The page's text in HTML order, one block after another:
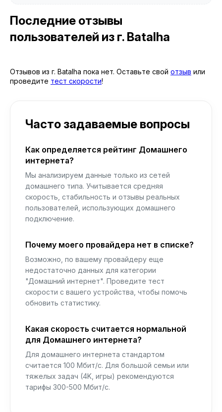
Последние отзывы
пользователей из г. Batalha
Отзывов из г. Batalha пока нет. Оставьте свой отзыв или
проведите тест скорости!
Часто задаваемые вопросы
Как определяется рейтинг Домашнего
интернета?
Мы анализируем данные только из сетей
домашнего типа. Учитывается средняя
скорость, стабильность и отзывы реальных
пользователей, использующих домашнего
подключение.
Почему моего провайдера нет в списке?
Возможно, по вашему провайдеру еще
недостаточно данных для категории
"Домашний интернет". Проведите тест
скорости с вашего устройства, чтобы помочь
обновить статистику.
Какая скорость считается нормальной
для Домашнего интернета?
Для домашнего интернета стандартом
считается 100 Мбит/с. Для большой семьи или
тяжелых задач (4K, игры) рекомендуются
тарифы 300-500 Мбит/с.